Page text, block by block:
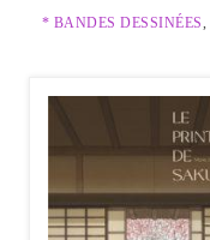
* BANDES DESSINÉES,